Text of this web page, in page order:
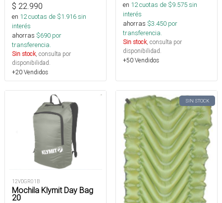
$ 22.990
en 12cuotas de $1.916sin
interés
ahorras $690 por
transferencia.
Sin stock, consulta por
disponibilidad.
+20 Vendidos
en 12cuotas de $9.575sin
interés
ahorras $3.450 por
transferencia.
Sin stock, consulta por
disponibilidad.
+50 Vendidos
12VDGR01B
Mochila Klymit Day Bag
20
SIN STOCK